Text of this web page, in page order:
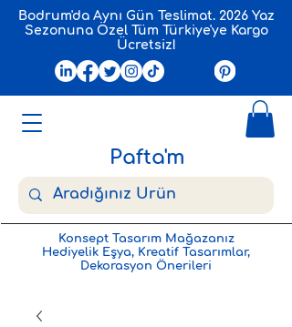
Pafta'm
Bodrum'da Aynı Gün Teslimat. 2026 Yaz
Sezonuna Özel Tüm Türkiye'ye Kargo
Ücretsiz!
Konsept Tasarım Mağazanız
Hediyelik Eşya, Kreatif Tasarımlar,
Dekorasyon Önerileri